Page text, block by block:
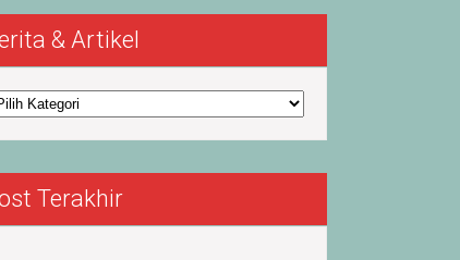
& Artikel
Terakhir